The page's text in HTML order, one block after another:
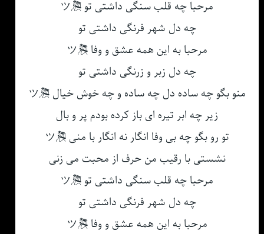
مرحبا چه قلب سنگی داشتی تو 🎘ツ
چه دل شهر فرنگی داشتی تو
مرحبا به این همه عشق و وفا 🎘ツ
چه دل زبر و زرنگی داشتی تو
منو بگو چه ساده دل چه ساده و چه خوش خیال 🎘ツ
زیر چه ابر تیره ای باز کرده بودم پر و بال
تو رو بگو چه بی وفا انگار نه انگار با منی 🎘ツ
نشستی با رقیب من حرف از محبت می زنی
مرحبا چه قلب سنگی داشتی تو 🎘ツ
چه دل شهر فرنگی داشتی تو
مرحبا به این همه عشق و وفا 🎘ツ